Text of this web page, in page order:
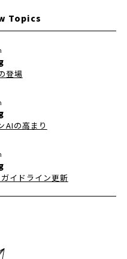
Topics
登場
AIの高まり
イドライン更新